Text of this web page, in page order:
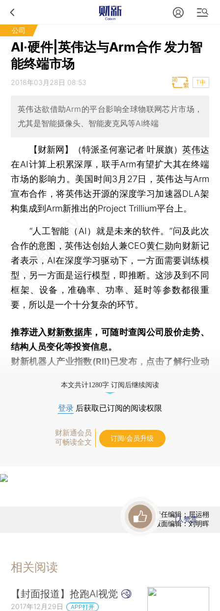
公司
AI·硬件|英伟达与Arm合作 发力智
能终端市场
2018年03月28日 08:53 T中
英伟达欲借助Arm的平台影响全球物联网芯片市场，
尤其是智能摄像头、智能麦克风等AI终端
【财新网】（特派圣何塞记者 叶展旗）英伟达
在AI计算上积累深厚，联手Arm有望扩大其在终端
市场的影响力。美国时间3月27日，英伟达与Arm
宣布合作，将英伟达开源的深度学习加速器DLA架
构集成到Arm新推出的Project Trillium平台上。
“人工智能（AI）就是未来的软件。”问及此次
合作的意图，英伟达创始人兼CEO黄仁勋向财新记
者表示，AI在深度学习驱动下，一方面需要训练模
型，另一方面是运行模型，即推断。这涉及到不同
框架、设备，准确率、功率、延时等参数都很重
要，所以是一个十分复杂的环节。
推荐进入财新数据库 ，可随时查阅公司股价走势、
结构人员变化等投资信息。
财新机器人产业指数(RII)已发布， 点击了解行业动
本文共计1280字 订阅后继续阅读
登录 后获取已订阅的阅读权限
财新通会员
可畅读全文
订阅/会员升级
责任编辑：屈运栩
版面编辑：刘明晖
1人赞赏
相关阅读
【封面报道】抢跑AI视觉
2017年12月29日 APP打开